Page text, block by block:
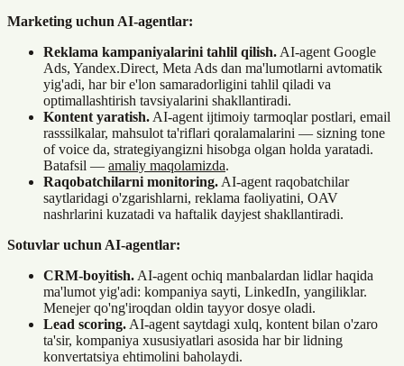
Marketing uchun AI-agentlar:
Reklama kampaniyalarini tahlil qilish. AI-agent Google
Ads, Yandex.Direct, Meta Ads dan ma'lumotlarni avtomatik
yig'adi, har bir e'lon samaradorligini tahlil qiladi va
optimallashtirish tavsiyalarini shakllantiradi.
Kontent yaratish. AI-agent ijtimoiy tarmoqlar postlari, email
rasssilkalar, mahsulot ta'riflari qoralamalarini — sizning tone
of voice da, strategiyangizni hisobga olgan holda yaratadi.
Batafsil — amaliy maqolamizda.
Raqobatchilarni monitoring. AI-agent raqobatchilar
saytlaridagi o'zgarishlarni, reklama faoliyatini, OAV
nashrlarini kuzatadi va haftalik dayjest shakllantiradi.
Sotuvlar uchun AI-agentlar:
CRM-boyitish. AI-agent ochiq manbalardan lidlar haqida
ma'lumot yig'adi: kompaniya sayti, LinkedIn, yangiliklar.
Menejer qo'ng'iroqdan oldin tayyor dosye oladi.
Lead scoring. AI-agent saytdagi xulq, kontent bilan o'zaro
ta'sir, kompaniya xususiyatlari asosida har bir lidning
konvertatsiya ehtimolini baholaydi.